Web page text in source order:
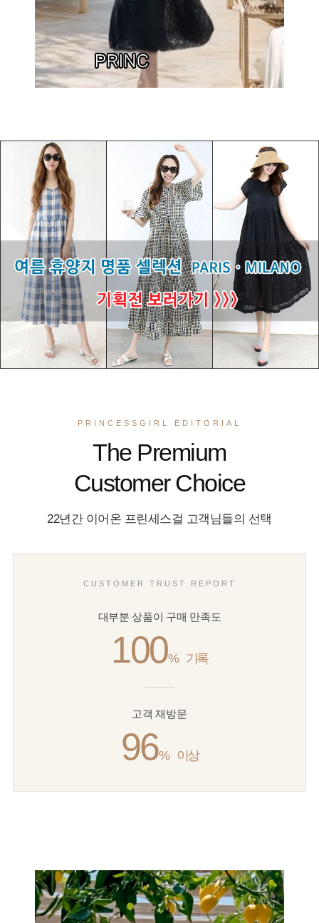
PRINCESSGIRL EDITORIAL
The Premium
Customer Choice
22년간 이어온 프린세스걸 고객님들의 선택
CUSTOMER TRUST REPORT
대부분 상품이 구매 만족도
100% 기록
고객 재방문
96% 이상